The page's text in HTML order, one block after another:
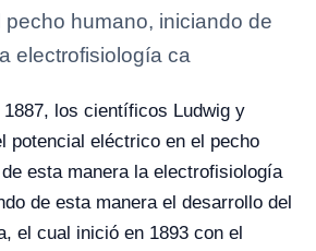
pecho humano, iniciando de
electrofisiología ca
los científicos Ludwig y
potencial eléctrico en el pecho
esta manera la electrofisiología
de esta manera el desarrollo del
el cual inició en 1893 con el